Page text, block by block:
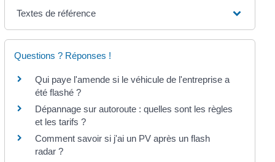
Textes de référence
Questions ? Réponses !
Qui paye l'amende si le véhicule de l'entreprise a
été flashé ?
Dépannage sur autoroute : quelles sont les règles
et les tarifs ?
Comment savoir si j'ai un PV après un flash
radar ?